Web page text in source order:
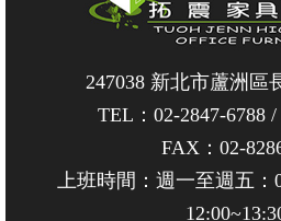
247038 新北市蘆洲區
TEL： 02-2847-6788 /
FAX：02-
上班時間：週一至週五：